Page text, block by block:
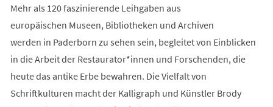
Mehr als 120 faszinierende Leihgaben aus
europäischen Museen, Bibliotheken und Archiven
werden in Paderborn zu sehen sein, begleitet von Einblicken
in die Arbeit der Restaurator*innen und Forschenden, die
heute das antike Erbe bewahren. Die Vielfalt von
Schriftkulturen macht der Kalligraph und Künstler Brody